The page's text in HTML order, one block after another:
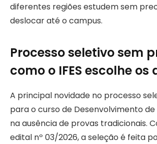
diferentes regiões estudem sem
deslocar até o campus.
Processo seletivo sem
como o IFES escolhe os
A principal novidade no processo
para o curso de Desenvolvimento
na ausência de provas tradicionais.
edital nº 03/2026, a seleção é feita